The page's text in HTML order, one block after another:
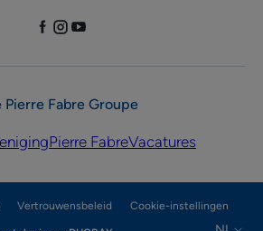
Pierre Fabre Groupe
Pierre FabreVacatures
Vertrouwensbeleid Cookie-instellingen